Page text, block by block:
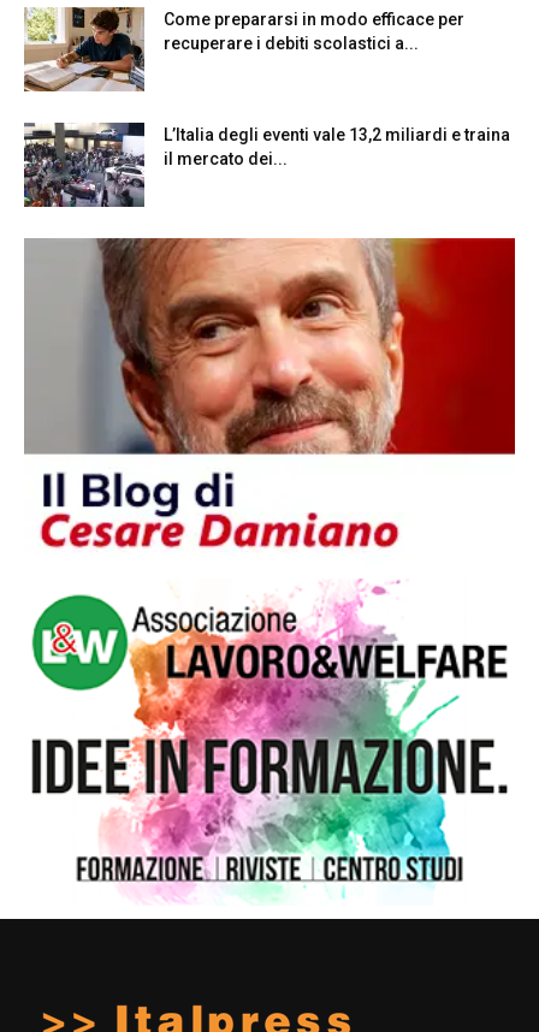
Come prepararsi in modo efficace per
recuperare i debiti scolastici a...
L’Italia degli eventi vale 13,2 miliardi e traina
il mercato dei...